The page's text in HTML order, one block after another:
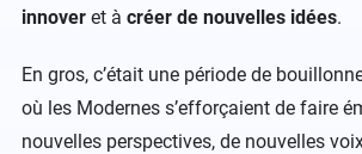
innover et à créer de nouvelles idées.
En gros, c’était une période de
où les Modernes s’efforçaient de faire
nouvelles perspectives, de nouvelles